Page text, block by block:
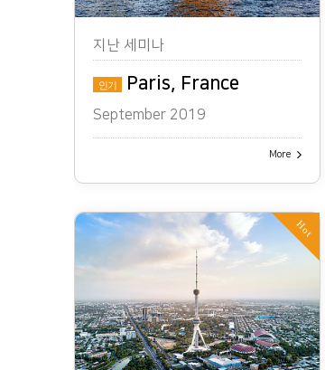
지난 세미나
인기 Paris, France
September 2019
More
Hot